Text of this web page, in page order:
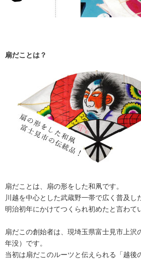
扇だことは？
扇だことは、扇の形をした和凧です。
川越を中心とした武蔵野一帯で広く普及し
明治初年にかけてつくられ初めたと言わて
扇だこの創始者は、現埼玉県富士見市上沢
年没）です。
当初は扇だこのルーツと伝えられる「越後